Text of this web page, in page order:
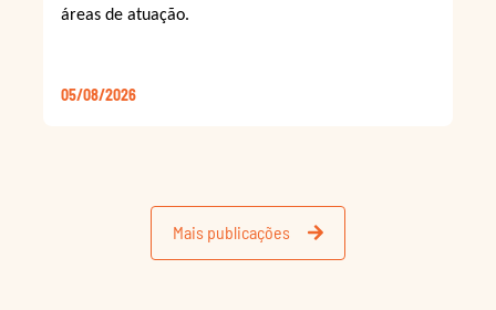
áreas de atuação.
05/08/2026
Mais publicações